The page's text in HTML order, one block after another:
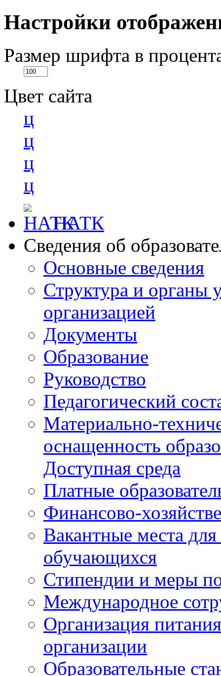
Настройки
Размер шрифта в
Цвет сайта
ц
ц
ц
ц
НАТК
Сведения об
Основные сведения
Структура и органы
организацией
Документы
Образование
Руководство
Педагогический
Материально-
оснащенность
Доступная среда
Платные
Финансово-
Вакантные места
обучающихся
Стипендии и меры
Международное
Организация
организации
Образовательные